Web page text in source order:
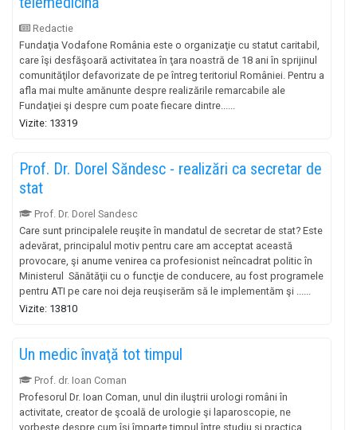
Redactie
Fundaţia Vodafone România este o organizaţie cu statut caritabil,
care îşi desfăşoară activitatea în ţara noastră de 18 ani în sprijinul
comunităţilor defavorizate de pe întreg teritoriul României. Pentru a
afla mai multe amănunte despre realizările remarcabile ale
Fundaţiei şi despre cum poate fiecare dintre......
Vizite: 13319
Prof. Dr. Dorel Săndesc - realizări ca secretar de
stat
Prof. Dr. Dorel Sandesc
Care sunt principalele reuşite în mandatul de secretar de stat? Este
adevărat, principalul motiv pentru care am acceptat această
provocare, şi anume venirea ca profesionist neîncadrat politic în
Ministerul Sănătăţii cu o funcţie de conducere, au fost programele
pentru ATI pe care noi deja reuşiserăm să le implementăm şi ......
Vizite: 13810
Un medic învaţă tot timpul
Prof. dr. Ioan Coman
Profesorul Dr. Ioan Coman, unul din iluştrii urologi români în
activitate, creator de şcoală de urologie şi laparoscopie, ne
vorbeşte despre cum îşi împarte timpul între studiu si practica